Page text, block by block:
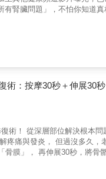
有腎臟問題」，不怕你知道
救腎8堂 課。我eGFR87
水掉了5公斤、每天都非常
，為什麼台灣洗腎人口世界
情而渾然不知、 對身體發出的求
現身體的現象騙不了人的，
提供院長級的精闢分析、逐
5週，就足以破壞肝跟腎。
！ 7.血管年輕，你的全身
術：按摩30秒＋伸展30
從深層部位解決根本問題，由內
過沒多久，老毛病又反覆發作
秒，將骨骼與肌肉調整回正確的位置。 不